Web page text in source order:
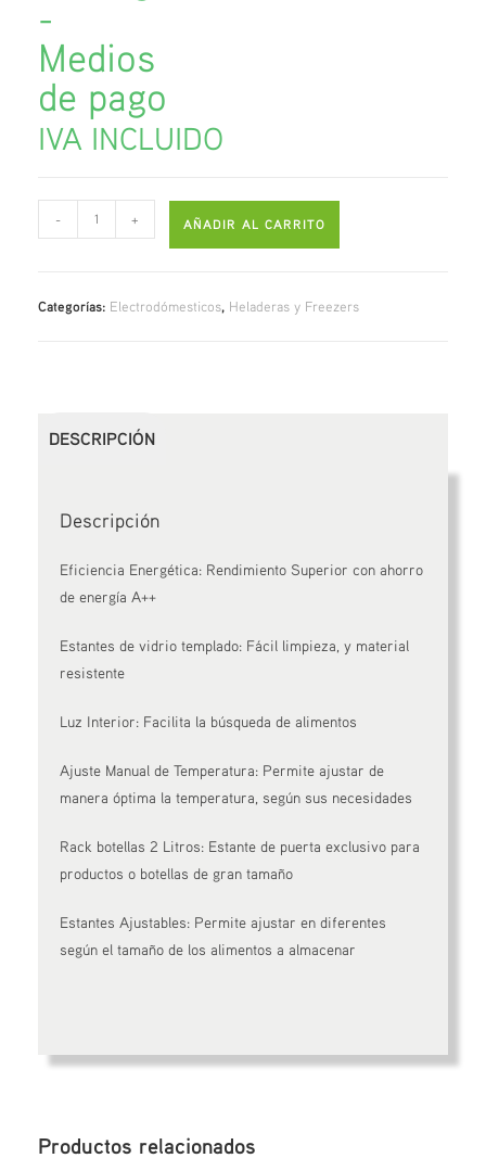
IVA INCLUIDO
- + AÑADIR AL CARRITO
Categorías: Electrodómesticos, Heladeras y Freezers
DESCRIPCIÓN
Descripción
Eficiencia Energética: Rendimiento Superior con ahorro
de energía A++
Estantes de vidrio templado: Fácil limpieza, y material
resistente
Luz Interior: Facilita la búsqueda de alimentos
Ajuste Manual de Temperatura: Permite ajustar de
manera óptima la temperatura, según sus necesidades
Rack botellas 2 Litros: Estante de puerta exclusivo para
productos o botellas de gran tamaño
Estantes Ajustables: Permite ajustar en diferentes
según el tamaño de los alimentos a almacenar
Productos relacionados